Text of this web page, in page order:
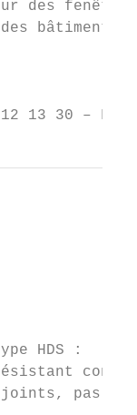
des
bâtiments/
13 30 –
HDS :
résistant
joints, pas